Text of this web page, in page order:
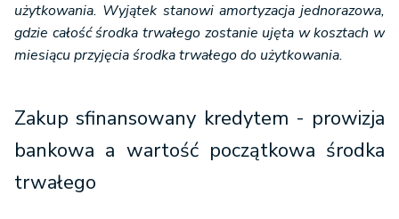
użytkowania. Wyjątek stanowi amortyzacja jednorazowa,
gdzie całość środka trwałego zostanie ujęta w kosztach w
miesiącu przyjęcia środka trwałego do użytkowania.
Zakup sfinansowany kredytem - prowizja
bankowa a wartość początkowa środka
trwałego